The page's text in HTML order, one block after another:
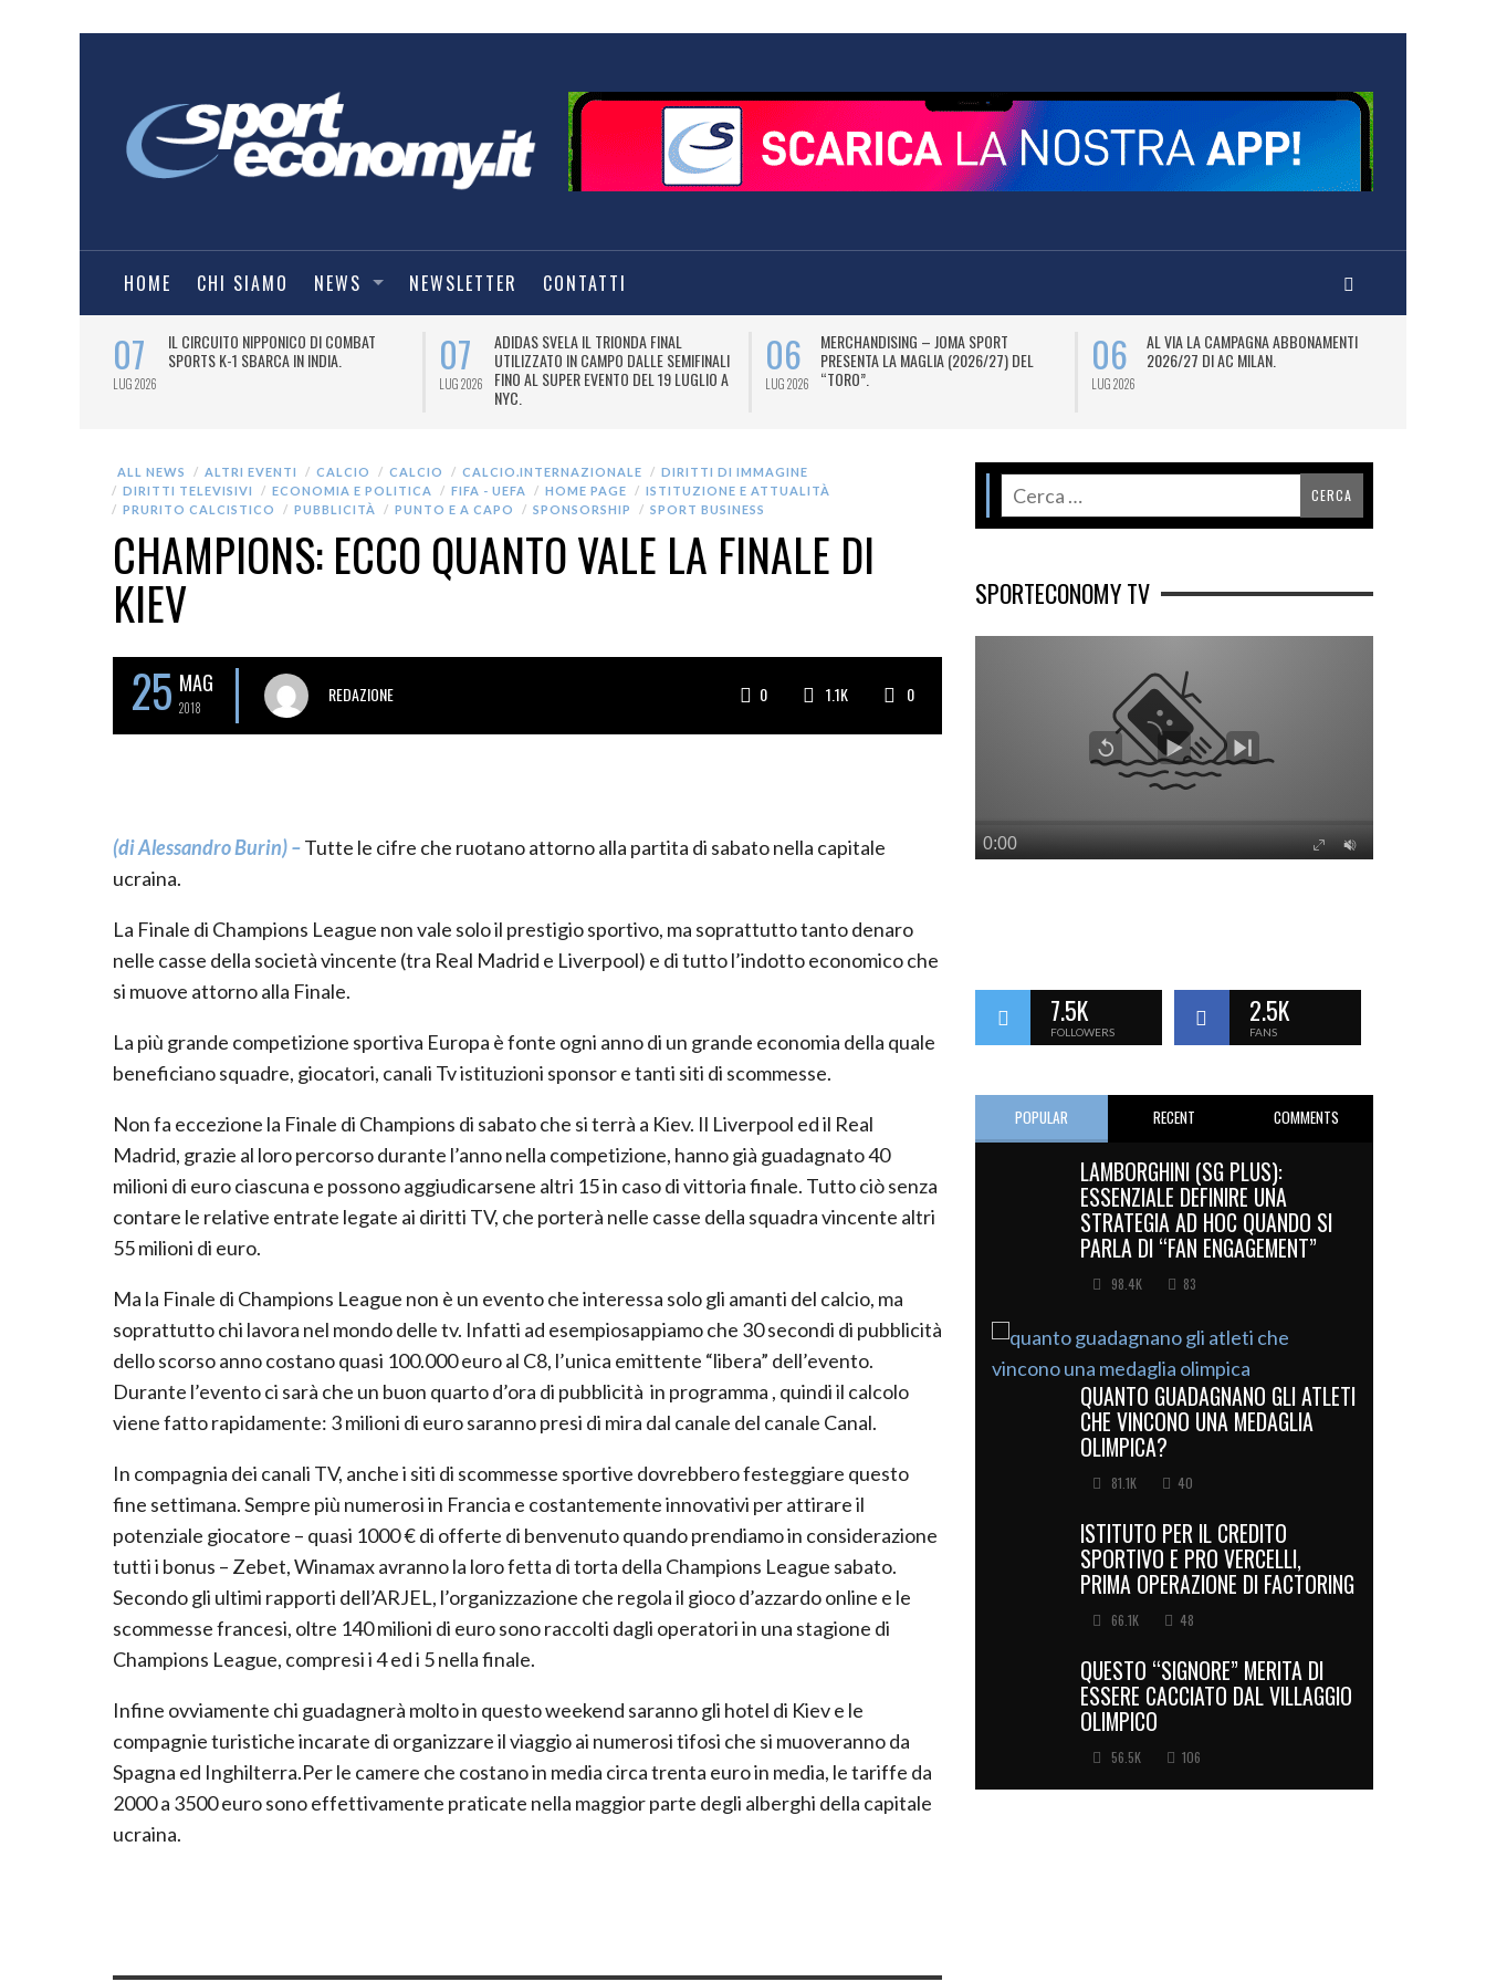
HOME CHI SIAMO NEWS NEWSLETTER CONTATTI
07
LUG 2026
IL CIRCUITO NIPPONICO DI COMBAT
SPORTS K-1 SBARCA IN INDIA.
07
LUG 2026
ADIDAS SVELA IL TRIONDA FINAL
UTILIZZATO IN CAMPO DALLE SEMIFINALI
FINO AL SUPER EVENTO DEL 19 LUGLIO A
NYC.
06
LUG 2026
MERCHANDISING – JOMA SPORT
PRESENTA LA MAGLIA (2026/27) DEL
“TORO”.
06
LUG 2026
AL VIA LA CAMPAGNA ABBONAMENTI
2026/27 DI AC MILAN.
ALL NEWS ALTRI EVENTI CALCIO CALCIO CALCIO.INTERNAZIONALE
DIRITTI DI IMMAGINE
DIRITTI TELEVISIVI
ECONOMIA E POLITICA FIFA - UEFA HOME PAGE
ISTITUZIONE E ATTUALITÀ
PRURITO CALCISTICO
PUBBLICITÀ PUNTO E A CAPO SPONSORSHIP SPORT BUSINESS
CHAMPIONS: ECCO QUANTO VALE LA FINALE DI
KIEV
25 MAG
2018
REDAZIONE 0 1.1K 0
(di Alessandro Burin) –Tutte le cifre che ruotano attorno alla partita di sabato nella capitale
ucraina.
La Finale di Champions League non vale solo il prestigio sportivo, ma soprattutto tanto denaro
nelle casse della società vincente (tra Real Madrid e Liverpool) e di tutto l’indotto economico che
si muove attorno alla Finale.
La più grande competizione sportiva Europa è fonte ogni anno di un grande economia della quale
beneficiano squadre, giocatori, canali Tv istituzioni sponsor e tanti siti di scommesse.
Non fa eccezione la Finale di Champions di sabato che si terrà a Kiev. Il Liverpool ed il Real
Madrid, grazie al loro percorso durante l’anno nella competizione, hanno già guadagnato 40
milioni di euro ciascuna e possono aggiudicarsene altri 15 in caso di vittoria finale. Tutto ciò senza
contare le relative entrate legate ai diritti TV, che porterà nelle casse della squadra vincente altri
55 milioni di euro.
Ma la Finale di Champions League non è un evento che interessa solo gli amanti del calcio, ma
soprattutto chi lavora nel mondo delle tv. Infatti ad esempiosappiamo che 30 secondi di pubblicità
dello scorso anno costano quasi 100.000 euro al C8, l’unica emittente “libera” dell’evento.
Durante l’evento ci sarà che un buon quarto d’ora di pubblicità in programma , quindi il calcolo
viene fatto rapidamente: 3 milioni di euro saranno presi di mira dal canale del canale Canal.
In compagnia dei canali TV, anche i siti di scommesse sportive dovrebbero festeggiare questo
fine settimana. Sempre più numerosi in Francia e costantemente innovativi per attirare il
potenziale giocatore – quasi 1000 € di offerte di benvenuto quando prendiamo in considerazione
tutti i bonus – Zebet, Winamax avranno la loro fetta di torta della Champions League sabato.
Secondo gli ultimi rapporti dell’ARJEL, l’organizzazione che regola il gioco d’azzardo online e le
scommesse francesi, oltre 140 milioni di euro sono raccolti dagli operatori in una stagione di
Champions League, compresi i 4 ed i 5 nella finale.
Infine ovviamente chi guadagnerà molto in questo weekend saranno gli hotel di Kiev e le
compagnie turistiche incarate di organizzare il viaggio ai numerosi tifosi che si muoveranno da
Spagna ed Inghilterra.Per le camere che costano in media circa trenta euro in media, le tariffe da
2000 a 3500 euro sono effettivamente praticate nella maggior parte degli alberghi della capitale
ucraina.
SPORTECONOMY TV
7.5K
FOLLOWERS
2.5K
FANS
POPULAR RECENT COMMENTS
LAMBORGHINI (SG PLUS):
ESSENZIALE DEFINIRE UNA
STRATEGIA AD HOC QUANDO SI
PARLA DI “FAN ENGAGEMENT”
98.4K 83
QUANTO GUADAGNANO GLI ATLETI
CHE VINCONO UNA MEDAGLIA
OLIMPICA?
81.1K 40
ISTITUTO PER IL CREDITO
SPORTIVO E PRO VERCELLI,
PRIMA OPERAZIONE DI FACTORING
66.1K 48
QUESTO “SIGNORE” MERITA DI
ESSERE CACCIATO DAL VILLAGGIO
OLIMPICO
56.5K 106